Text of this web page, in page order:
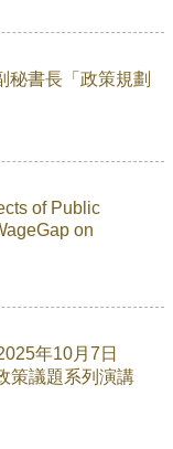
秘書長「政策規劃
of Public
on
年10月7日
策議題系列演講